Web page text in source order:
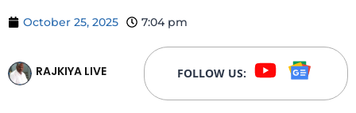
October 25, 2025 7:04 pm
RAJKIYA LIVE FOLLOW US: